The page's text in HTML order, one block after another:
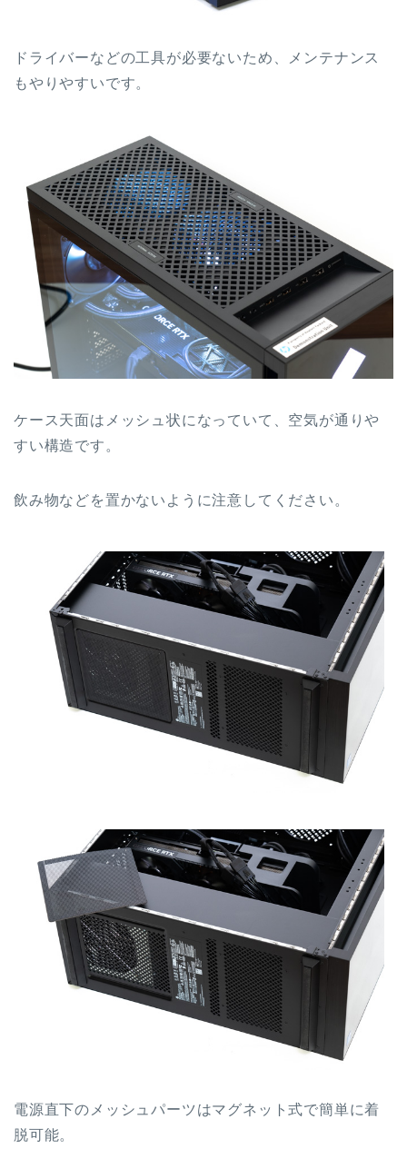
ドライバーなどの工具が必要ないため、メンテナンス
もやりやすいです。
ケース天面はメッシュ状になっていて、空気が通りや
すい構造です。
飲み物などを置かないように注意してください。
電源直下のメッシュパーツはマグネット式で簡単に着
脱可能。